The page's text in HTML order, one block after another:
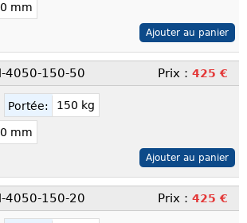
mm
4050-150-50 Prix : 425 €
Portée: 150 kg
mm
4050-150-20 Prix : 425 €